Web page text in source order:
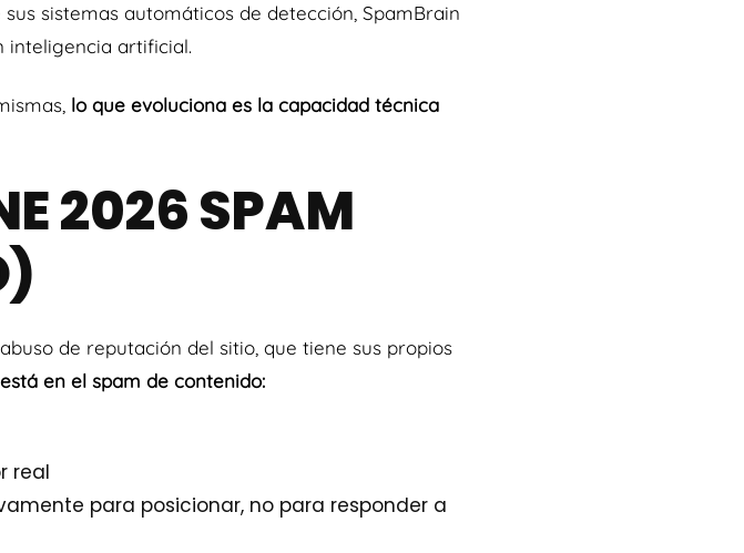
sistemas automáticos de detección, SpamBrain
inteligencia artificial.
lo que evoluciona es la capacidad técnica
2026 SPAM
de reputación del sitio, que tiene sus propios
en el spam de contenido:
real
para posicionar, no para responder a